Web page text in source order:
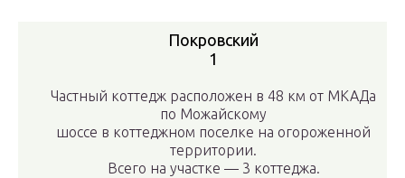
Покровский
1
Частный коттедж расположен в 48 км от МКАДа
по Можайскому
шоссе в коттеджном поселке на огороженной
территории.
Всего на участке — 3 коттеджа.